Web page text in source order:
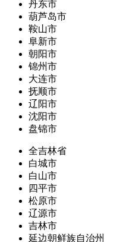
丹东市
葫芦岛市
鞍山市
阜新市
朝阳市
锦州市
大连市
抚顺市
辽阳市
沈阳市
盘锦市
全吉林省
白城市
白山市
四平市
松原市
辽源市
吉林市
延边朝鲜族自治州